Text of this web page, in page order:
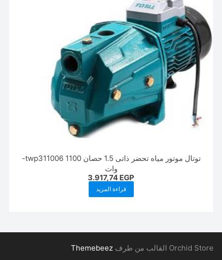
توتال موتور مياه تحضر ذاتى 1.5 حصان 1100 twp311006-
وات
3.917,74 EGP
قراءة المزيد
Orchid Store القالب من طرف Themebeez